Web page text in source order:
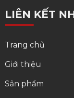
LIÊN KẾT
Trang chủ
Giới thiệu
Sản phẩm